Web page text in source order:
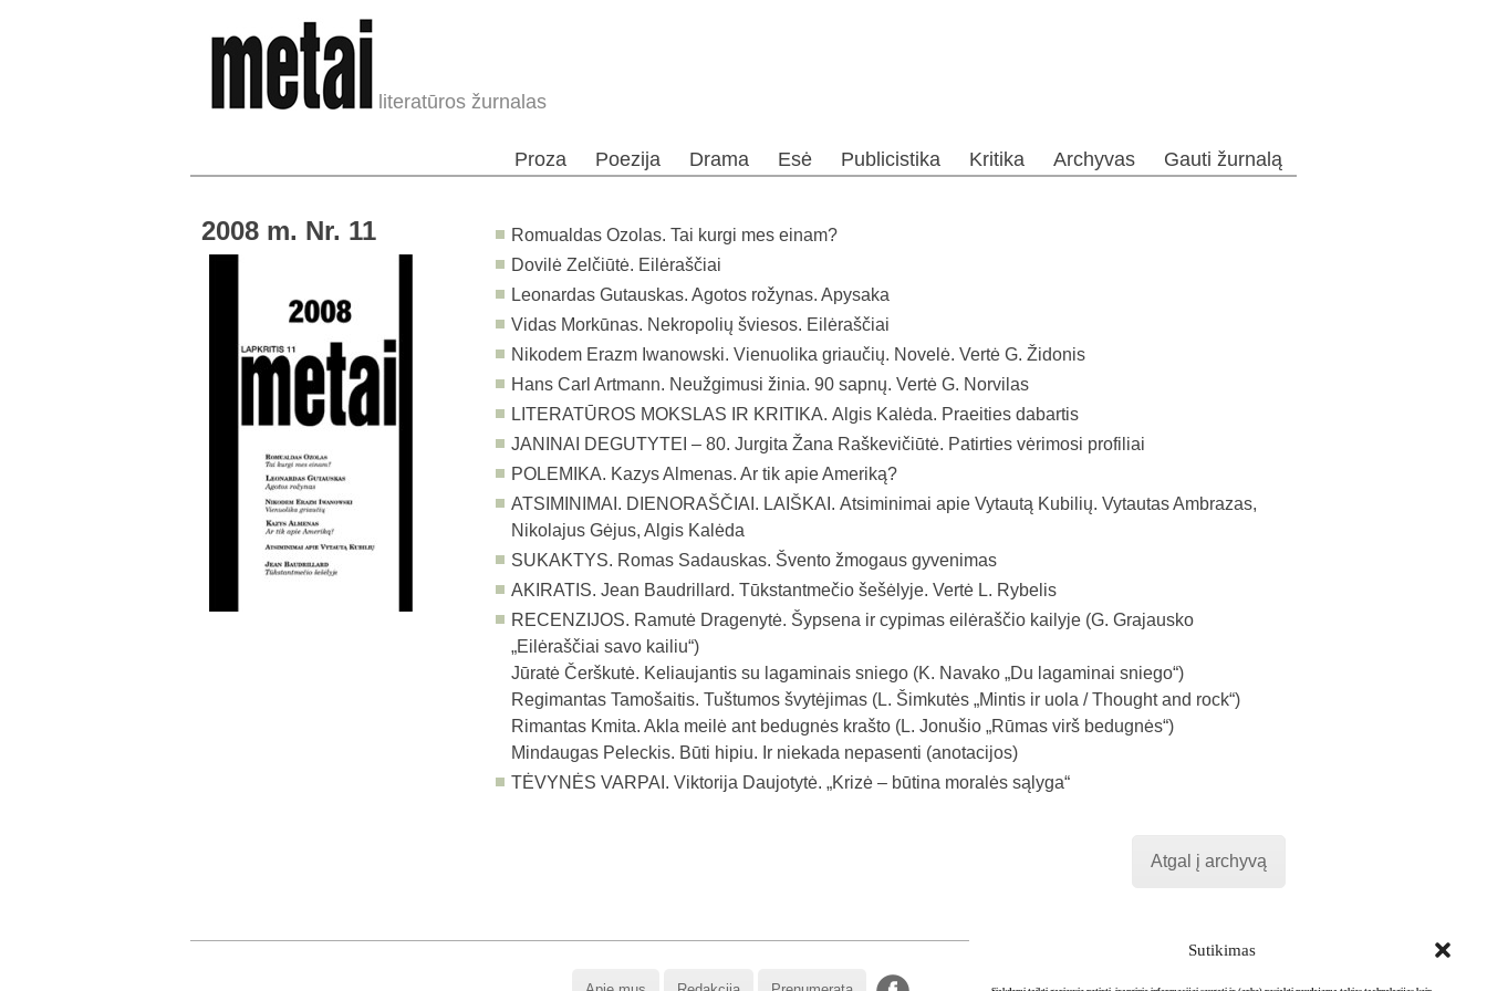
Sutikimas
literatūros žurnalas
Proza Poezija Drama Esė Publicistika Kritika Archyvas Gauti žurnalą
2008 m. Nr. 11
Romualdas Ozolas. Tai kurgi mes einam?
Dovilė Zelčiūtė. Eilėraščiai
Leonardas Gutauskas. Agotos rožynas. Apysaka
Vidas Morkūnas. Nekropolių šviesos. Eilėraščiai
Nikodem Erazm Iwanowski. Vienuolika griaučių. Novelė. Vertė G. Židonis
Hans Carl Artmann. Neužgimusi žinia. 90 sapnų. Vertė G. Norvilas
LITERATŪROS MOKSLAS IR KRITIKA. Algis Kalėda. Praeities dabartis
JANINAI DEGUTYTEI – 80. Jurgita Žana Raškevičiūtė. Patirties vėrimosi profiliai
POLEMIKA. Kazys Almenas. Ar tik apie Ameriką?
ATSIMINIMAI. DIENORAŠČIAI. LAIŠKAI. Atsiminimai apie Vytautą Kubilių. Vytautas Ambrazas,
Nikolajus Gėjus, Algis Kalėda
SUKAKTYS. Romas Sadauskas. Švento žmogaus gyvenimas
AKIRATIS. Jean Baudrillard. Tūkstantmečio šešėlyje. Vertė L. Rybelis
RECENZIJOS. Ramutė Dragenytė. Šypsena ir cypimas eilėraščio kailyje (G. Grajausko
„Eilėraščiai savo kailiu“)
Jūratė Čerškutė. Keliaujantis su lagaminais sniego (K. Navako „Du lagaminai sniego“)
Regimantas Tamošaitis. Tuštumos švytėjimas (L. Šimkutės „Mintis ir uola / Thought and rock“)
Rimantas Kmita. Akla meilė ant bedugnės krašto (L. Jonušio „Rūmas virš bedugnės“)
Mindaugas Peleckis. Būti hipiu. Ir niekada nepasenti (anotacijos)
TĖVYNĖS VARPAI. Viktorija Daujotytė. „Krizė – būtina moralės sąlyga“
Atgal į archyvą